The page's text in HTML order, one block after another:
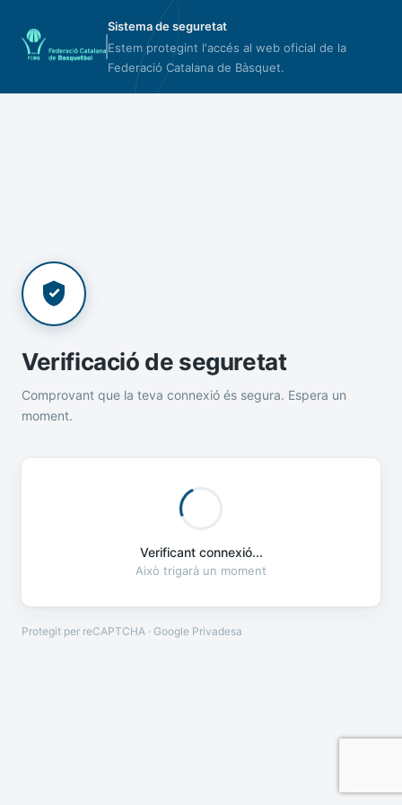
Sistema de seguretat
Estem protegint l'accés al web oficial de la
Federació Catalana de Bàsquet.
Verificació de seguretat
Comprovant que la teva connexió és segura. Espera un
moment.
Verificant connexió...
Això trigarà un moment
Protegit per reCAPTCHA · Google Privadesa